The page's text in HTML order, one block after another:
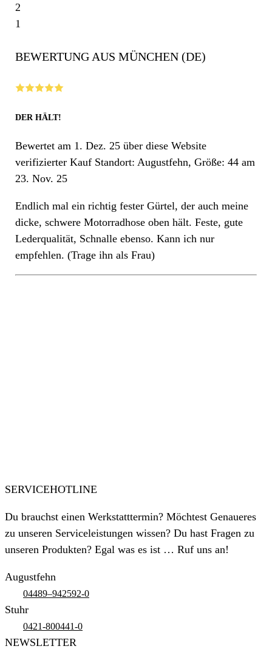
2
1
BEWERTUNG AUS MÜNCHEN (DE)
DER HÄLT!
Bewertet am 1. Dez. 25über diese Website
verifizierter Kauf Standort: Augustfehn, Größe: 44am
23. Nov. 25
Endlich mal ein richtig fester Gürtel, der auch meine
dicke, schwere Motorradhose oben hält. Feste, gute
Lederqualität, Schnalle ebenso. Kann ich nur
empfehlen. (Trage ihn als Frau)
SERVICEHOTLINE
Du brauchst einen Werkstatttermin? Möchtest Genaueres
zu unseren Serviceleistungen wissen? Du hast Fragen zu
unseren Produkten? Egal was es ist … Ruf uns an!
Augustfehn
04489–942592-0
Stuhr
0421-800441-0
NEWSLETTER